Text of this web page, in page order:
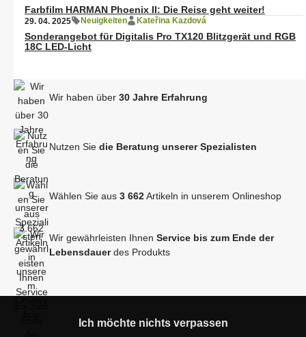
Wir haben über 30 Jahre Erfahrung
Nutzen Sie die Beratung unserer Spezialisten
Wählen Sie aus 3 662Artikeln in unserem Onlineshop
Wir gewährleisten Ihnen Service bis zum Ende der
Lebensdauerdes Produkts
Farbfilm HARMAN Phoenix II: Die Reise geht weiter!
29. 04. 2025 Neuigkeiten Kateřina Kazdová
Sonderangebot für Digitalis Pro TX120 Blitzgerät und RGB
18C LED-Licht
Ich möchte nichts verpassen